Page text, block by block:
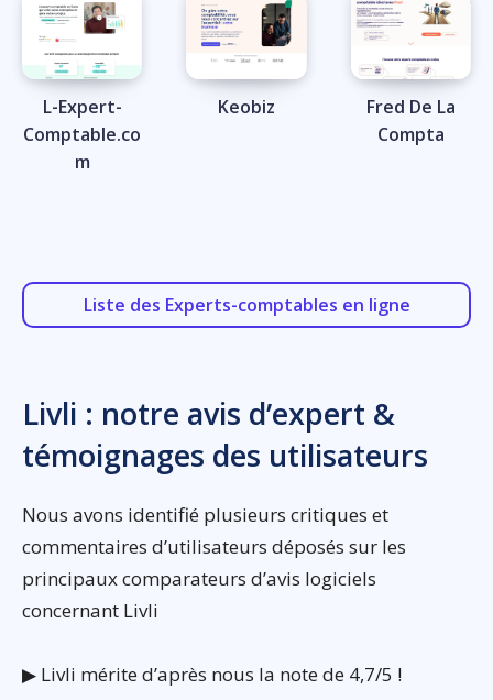
L-Expert-
Comptable.co
m
Keobiz
Fred De La
Compta
Liste des Experts-comptables en ligne
Livli : notre avis d’expert &
témoignages des utilisateurs
Nous avons identifié plusieurs critiques et
commentaires d’utilisateurs déposés sur les
principaux comparateurs d’avis logiciels
concernant Livli
▶ Livli mérite d’après nous la note de 4,7/5 !